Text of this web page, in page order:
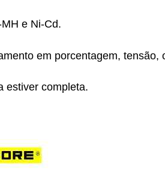
e Ni-Cd.
em porcentagem, tensão,
estiver completa.